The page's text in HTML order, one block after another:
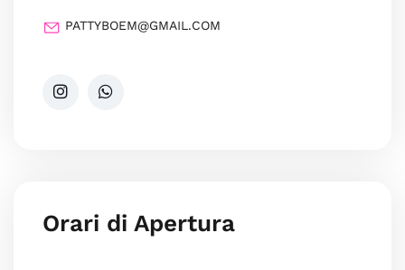
PATTYBOEM@GMAIL.COM
Orari di Apertura